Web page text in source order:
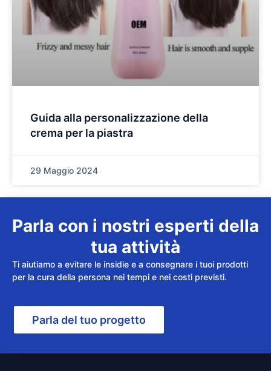
Guida alla personalizzazione della
crema per la piastra
29 Maggio 2024
Parla con i nostri esperti della
tua attività
Ti aiutiamo a evitare le insidie e a consegnare i tuoi prodotti
per la cura della persona nei tempi e nei costi previsti.
Parla del tuo progetto